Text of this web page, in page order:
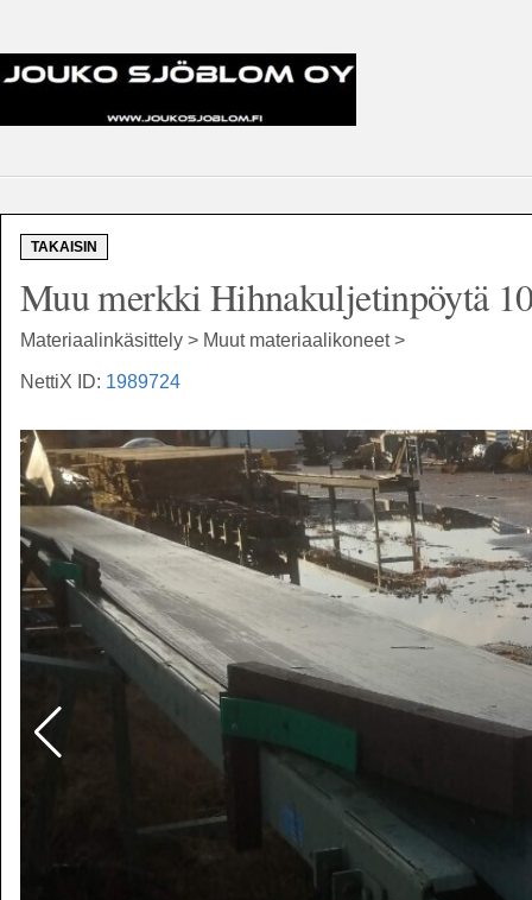
TAKAISIN
Muu merkki Hihnakuljetinpöytä
Materiaalinkäsittely > Muut materiaalikoneet >
NettiX ID: 1989724